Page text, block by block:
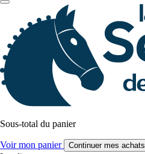
Sous-total du panier
Voir mon panier Continuer mes achats